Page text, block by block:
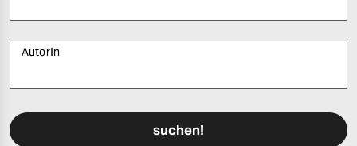
gesellschaft
sport
AutorIn